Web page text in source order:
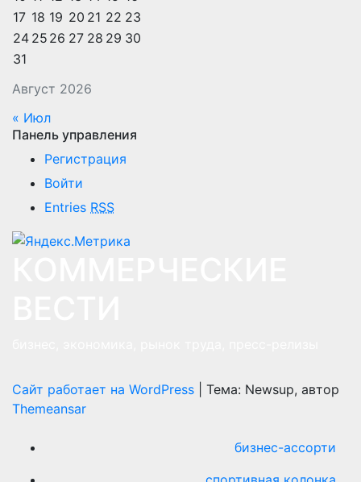
Август 2026
17 18 19 20 21 22 23
24 25 26 27 28 29 30
31
« Июл
Панель управления
Регистрация
Войти
Entries RSS
Сайт работает на WordPress
Тема: Newsup, автор
Themeansar
бизнес-ассорти